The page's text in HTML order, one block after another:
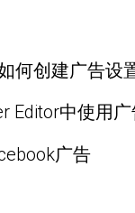
何创建广告设
中使用
广告